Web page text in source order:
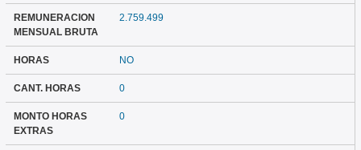
REMUNERACION
MENSUAL BRUTA
2.759.499
HORAS NO
CANT. HORAS 0
MONTO HORAS
EXTRAS
0